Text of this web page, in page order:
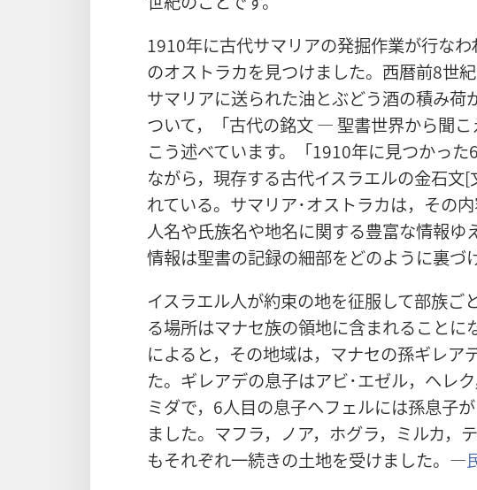
1910年に古代サマリアの発掘作業が行な
のオストラカを見つけました。西暦前8世
サマリアに送られた油とぶどう酒の積み荷
ついて，「古代の銘文 ― 聖書世界から聞
こう述べています。「1910年に見つかっ
ながら，現存する古代イスラエルの金石文
れている。サマリア･オストラカは，その
人名や氏族名や地名に関する豊富な情報ゆ
情報は聖書の記録の細部をどのように裏づ
イスラエル人が約束の地を征服して部族ご
る場所はマナセ族の領地に含まれることに
によると，その地域は，マナセの孫ギレア
た。ギレアデの息子はアビ･エゼル，ヘレ
ミダで，6人目の息子ヘフェルには孫息子
ました。マフラ，ノア，ホグラ，ミルカ，
もそれぞれ一続きの土地を受けました。―